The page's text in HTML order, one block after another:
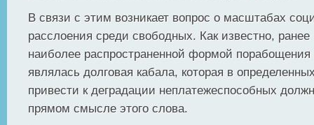
В связи с этим возникает вопрос о масштабах
расслоения среди свободных. Как известно,
наиболее распространенной формой
являлась долговая кабала, которая в
привести к деградации неплатежеспособных
прямом смысле этого слова.